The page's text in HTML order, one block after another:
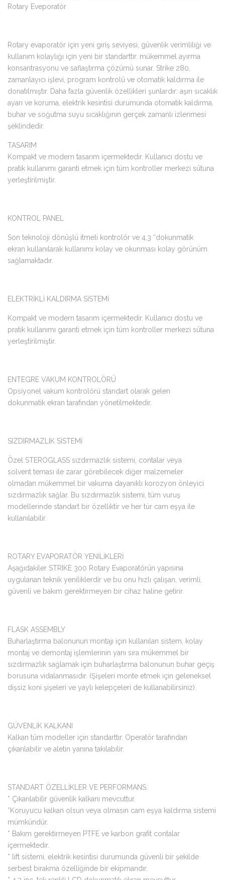
Rotary Eveporatör
Rotary evaporatör için yeni giriş seviyesi, güvenlik verimliliği ve
kullanım kolaylığı için yeni bir standarttır. mükemmel ayırma
konsantrasyonu ve saflaştırma çözümü sunar. Strike 280,
zamanlayıcı işlevi, program kontrolü ve otomatik kaldırma ile
donatılmıştır. Daha fazla güvenlik özellikleri şunlardır: aşırı sıcaklık
ayarı ve koruma, elektrik kesintisi durumunda otomatik kaldırma,
buhar ve soğutma suyu sıcaklığının gerçek zamanlı izlenmesi
şeklindedir.
TASARIM
Kompakt ve modern tasarım içermektedir. Kullanıcı dostu ve
pratik kullanımı garanti etmek için tüm kontroller merkezi sütuna
yerleştirilmiştir.
KONTROL PANEL
Son teknoloji dönüşlü itmeli kontrolör ve 4,3 “dokunmatik
ekran kullanılarak kullanımı kolay ve okunması kolay görünüm
sağlamaktadır.
ELEKTRİKLİ KALDIRMA SİSTEMİ
Kompakt ve modern tasarım içermektedir. Kullanıcı dostu ve
pratik kullanımı garanti etmek için tüm kontroller merkezi sütuna
yerleştirilmiştir.
ENTEGRE VAKUM KONTROLÖRÜ
Opsiyonel vakum kontrolörü standart olarak gelen
dokunmatik ekran tarafından yönetilmektedir.
SIZDIRMAZLIK SİSTEMİ
Özel STEROGLASS sızdırmazlık sistemi, contalar veya
solvent teması ile zarar görebilecek diğer malzemeler
olmadan mükemmel bir vakuma dayanıklı korozyon önleyici
sızdırmazlık sağlar. Bu sızdırmazlık sistemi, tüm vuruş
modellerinde standart bir özelliktir ve her tür cam eşya ile
kullanılabilir.
ROTARY EVAPORATÖR YENİLİKLERİ
Aşağıdakiler STRIKE 300 Rotary Evaporatörün yapısına
uygulanan teknik yeniliklerdir ve bu onu hızlı çalışan, verimli,
güvenli ve bakım gerektirmeyen bir cihaz haline getirir.
FLASK ASSEMBLY
Buharlaştırma balonunun montajı için kullanılan sistem, kolay
montaj ve demontaj işlemlerinin yanı sıra mükemmel bir
sızdırmazlık sağlamak için buharlaştırma balonunun buhar geçiş
borusuna vidalanmasıdır. (Şişeleri monte etmek için geleneksel
dişsiz koni şişeleri ve yaylı kelepçeleri de kullanabilirsiniz).
GÜVENLİK KALKANI
Kalkan tüm modeller için standarttır. Operatör tarafından
çıkarılabilir ve aletin yanına takılabilir.
STANDART ÖZELLİKLER VE PERFORMANS:
* Çıkarılabilir güvenlik kalkanı mevcuttur.
*Koruyucu kalkan olsun veya olmasın cam eşya kaldırma sistemi
mümkündür.
* Bakım gerektirmeyen PTFE ve karbon grafit contalar
içermektedir.
* lift sistemi, elektrik kesintisi durumunda güvenli bir şekilde
serbest bırakma özelliğinde bir ekipmandır.